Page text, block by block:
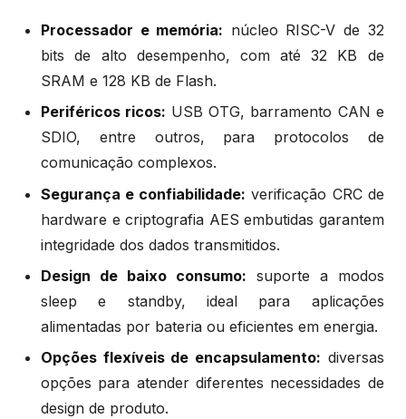
Processador e memória: núcleo RISC-V de 32
bits de alto desempenho, com até 32 KB de
SRAM e 128 KB de Flash.
Periféricos ricos: USB OTG, barramento CAN e
SDIO, entre outros, para protocolos de
comunicação complexos.
Segurança e confiabilidade: verificação CRC de
hardware e criptografia AES embutidas garantem
integridade dos dados transmitidos.
Design de baixo consumo: suporte a modos
sleep e standby, ideal para aplicações
alimentadas por bateria ou eficientes em energia.
Opções flexíveis de encapsulamento: diversas
opções para atender diferentes necessidades de
design de produto.